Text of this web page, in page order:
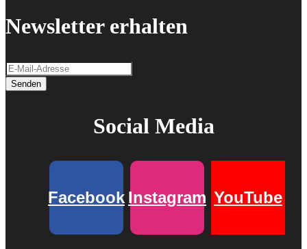
Newsletter erhalten
Senden
Social Media
Facebook Instagram YouTube